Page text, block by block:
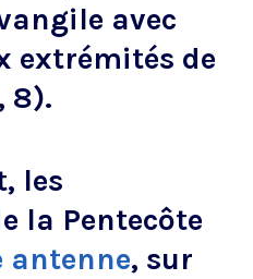
avec
extrémités de
8).
les
la Pentecôte
antenne, sur